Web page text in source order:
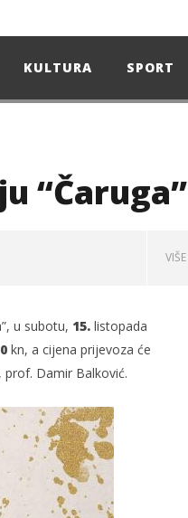
KULTURA SPORT
“Čaruga”
VIŠE
donosi bezbrižnu igru, ali
izazove
u subotu, 15.listopada
kn, a cijena prijevoza će
prof. Damir Balković.